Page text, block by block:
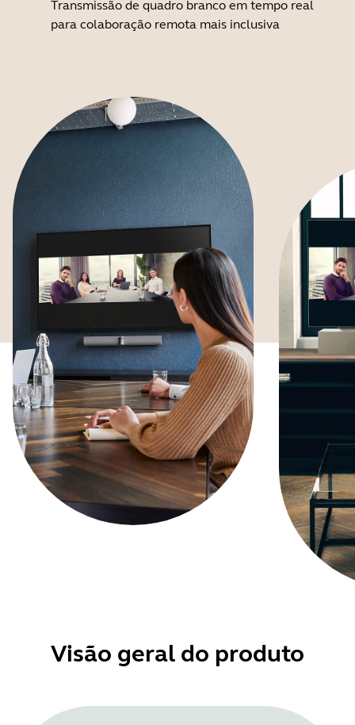
Transmissão de quadro branco em tempo real
para colaboração remota mais inclusiva
Visão geral do produto